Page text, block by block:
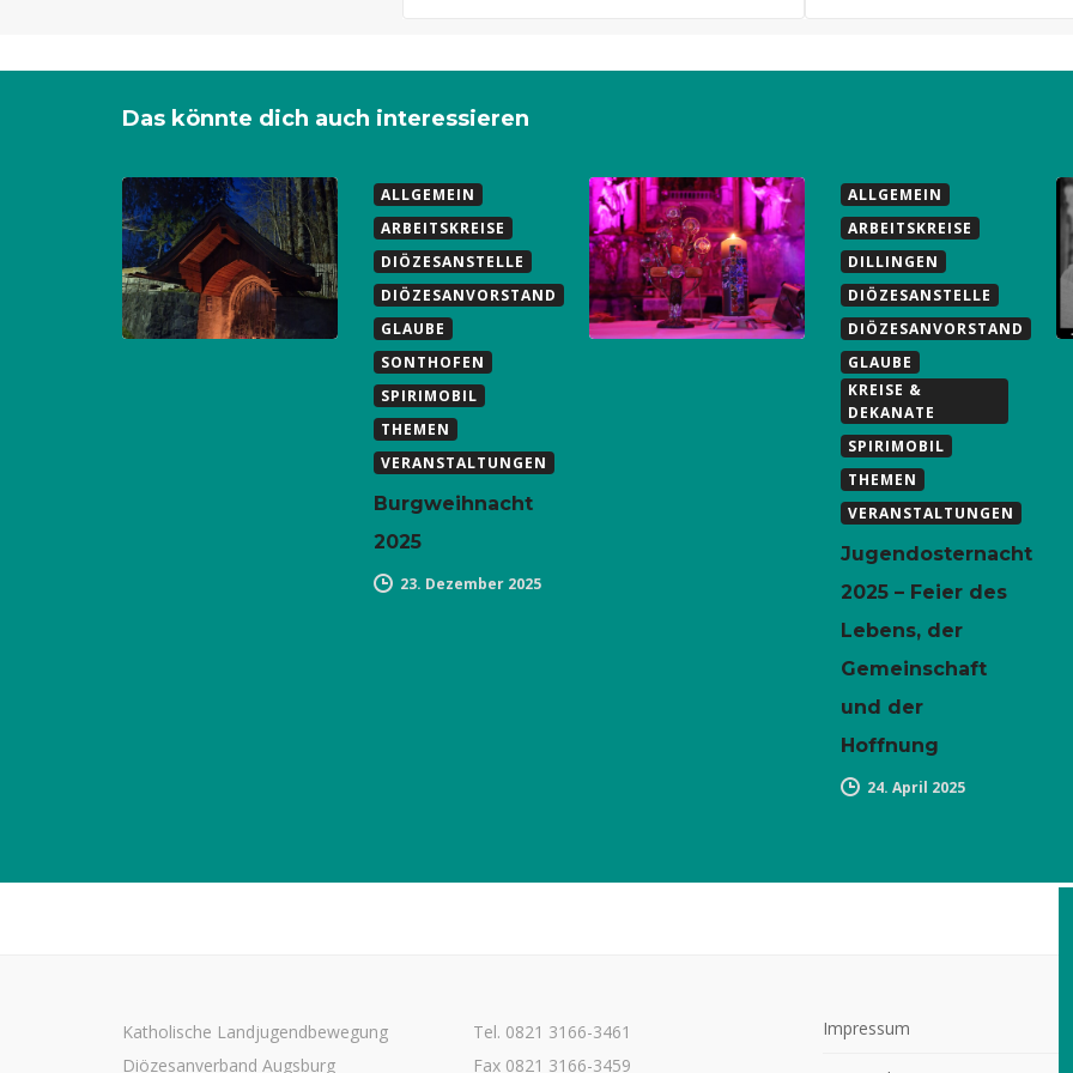
Eine Kopie deiner Anfrage bekommst du umgehend per e-Mail zugeschickt.
Das könnte dich auch interessieren
ALLGEMEIN
ARBEITSKREISE
DIÖZESANSTELLE
DIÖZESANVORSTAND
GLAUBE
SONTHOFEN
SPIRIMOBIL
THEMEN
VERANSTALTUNGEN
Burgweihnacht
2025
23. Dezember 2025
ALLGEMEIN
ARBEITSKREISE
DILLINGEN
DIÖZESANSTELLE
DIÖZESANVORSTAND
GLAUBE
KREISE &
DEKANATE
SPIRIMOBIL
THEMEN
VERANSTALTUNGEN
Jugendosternacht
2025 – Feier des
Lebens, der
Gemeinschaft
und der
Hoffnung
24. April 2025
Katholische Landjugendbewegung
Diözesanverband Augsburg
Tel. 0821 3166-3461
Fax 0821 3166-3459
Impressum